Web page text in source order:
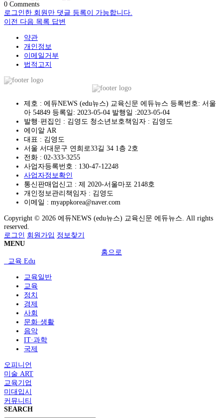
0 Comments
로그인한 회원만 댓글 등록이 가능합니다.
이전 다음 목록 답변
약관
개인정보
이메일거부
법적고지
제호 : 에듀NEWS (edu뉴스) 교육신문 에듀뉴스 등록번호: 서울
아 54849 등록일: 2023-05-04 발행일 :2023-05-04
발행·편집인 : 김영도 청소년보호책임자 : 김영도
에이알 AR
대표 : 김영도
서울 서대문구 연희로33길 34 1층 2호
전화 : 02-333-3255
사업자등록번호 : 130-47-12248
사업자정보확인
통신판매업신고 : 제 2020-서울마포 2148호
개인정보관리책임자 : 김영도
이메일 : myappkorea@naver.com
Copyright © 2026 에듀NEWS (edu뉴스) 교육신문 에듀뉴스. All rights
reserved.
로그인 회원가입 정보찾기
MENU
홈으로
교육 Edu
교육일반
교육
정치
경제
사회
문화·생활
음악
IT·과학
국제
오피니언
미술 ART
교육기업
미대입시
커뮤니티
SEARCH